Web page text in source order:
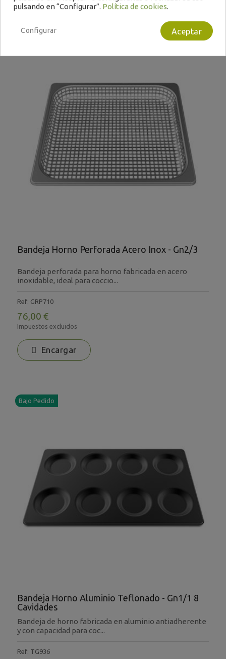
Bandeja Horno Perforada Acero Inox - Gn2/3
Bandeja perforada para horno fabricada en acero
inoxidable, ideal para coccio...
Ref: GRP710
76,00 €
Impuestos excluidos
Encargar
Bandeja Horno Aluminio Teflonado - Gn1/1 8
Cavidades
Bandeja de horno fabricada en aluminio antiadherente
y con capacidad para coc...
Ref: TG936
Bajo Pedido
pulsando en “Configurar”. Política de cookies.
Aceptar
Configurar